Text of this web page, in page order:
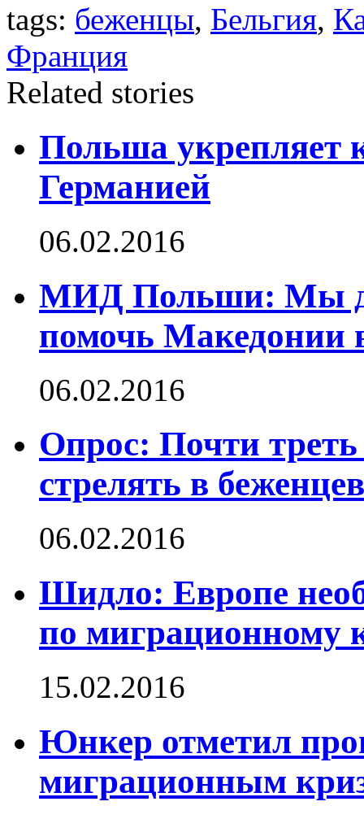
tags: беженцы, Бельгия,
Франция
Related stories
Польша укрепляет
Германией
06.02.2016
МИД Польши: Мы
помочь Македонии
06.02.2016
Опрос: Почти
стрелять в беженцев
06.02.2016
Шидло: Европе
по миграционному
15.02.2016
Юнкер отметил
миграционным